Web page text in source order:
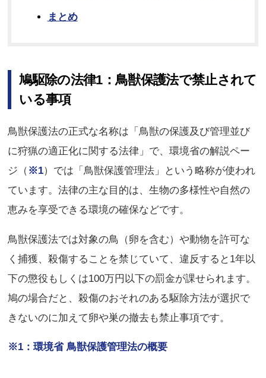
まとめ
鳩駆除の法律1：鳥獣保護法で禁止されて
いる事項
鳥獣保護法の正式な名称は「鳥獣の保護及び管理並び
に狩猟の適正化に関する法律」で、環境省の解説ペー
ジ（ ※1）では「鳥獣保護管理法」という略称が使われ
ています。法律の主な目的は、生物の多様性や自然の
恵みを享受できる環境の確保などです。
鳥獣保護法では対象の鳥（卵を含む）や動物を許可な
く捕獲、殺傷することを禁じていて、違反すると1年以
下の懲役もしくは100万円以下の罰金が課せられます。
鳩の場合だと、殺傷のおそれのある駆除方法が選択で
きないのに加えて卵や巣の撤去も禁止事項です。
※1：環境省 鳥獣保護管理法の概要